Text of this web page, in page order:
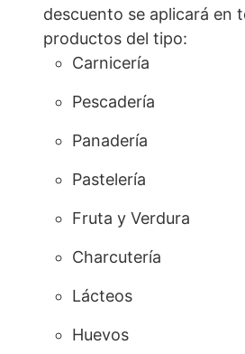
descuento se aplicará en
productos del tipo:
Carnicería
Pescadería
Panadería
Pastelería
Fruta y Verdura
Charcutería
Lácteos
Huevos